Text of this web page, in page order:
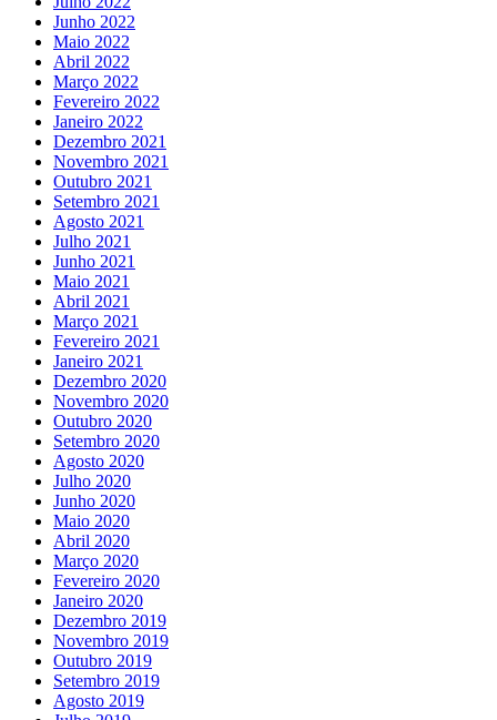
Junho 2022
Maio 2022
Abril 2022
Março 2022
Fevereiro 2022
Janeiro 2022
Dezembro 2021
Novembro 2021
Outubro 2021
Setembro 2021
Agosto 2021
Julho 2021
Junho 2021
Maio 2021
Abril 2021
Março 2021
Fevereiro 2021
Janeiro 2021
Dezembro 2020
Novembro 2020
Outubro 2020
Setembro 2020
Agosto 2020
Julho 2020
Junho 2020
Maio 2020
Abril 2020
Março 2020
Fevereiro 2020
Janeiro 2020
Dezembro 2019
Novembro 2019
Outubro 2019
Setembro 2019
Agosto 2019